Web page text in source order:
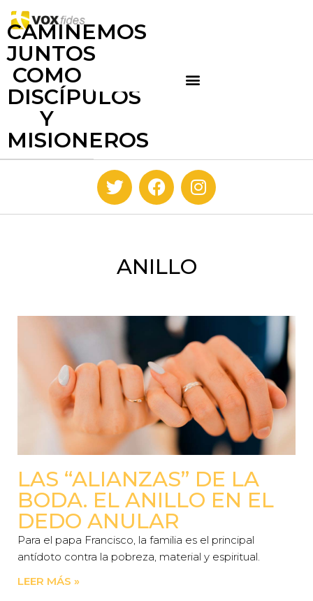
CAMINEMOS
JUNTOS
COMO
DISCÍPULOS
Y
MISIONEROS
ANILLO
LAS “ALIANZAS” DE LA
BODA. EL ANILLO EN EL
DEDO ANULAR
Para el papa Francisco, la familia es el principal
antídoto contra la pobreza, material y espiritual.
LEER MÁS »